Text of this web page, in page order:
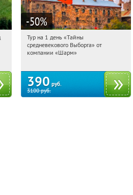
-50%
04:05:42
Достоевская
Тур на 1 день «Тайны
средневекового Выборга» от
компании «Шарм»
390 руб.
3100руб.